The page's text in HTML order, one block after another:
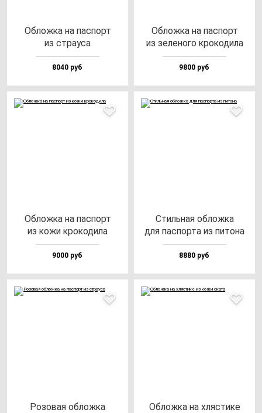
Облож­ка на пас­порт
из стра­уса
8040 руб
Облож­ка на пас­порт
из зе­ле­но­го кро­ко­ди­ла
9800 руб
Облож­ка на пас­порт
из ко­жи кро­ко­ди­ла
9000 руб
Стиль­ная об­лож­ка
для пас­пор­та из пи­то­на
8880 руб
Розо­вая об­лож­ка
Облож­ка на хляс­ти­ке